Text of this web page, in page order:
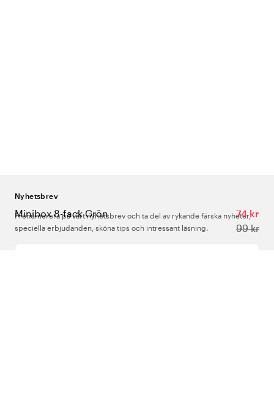
Minibox 8-fack Grön
74 kr
99 kr
Nyhetsbrev
Prenumerera på vårt nyhetsbrev och ta del av rykande färska nyheter,
speciella erbjudanden, sköna tips och intressant läsning.
Ange din e-postadress